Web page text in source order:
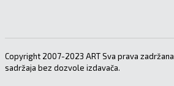
Copyright 2007-2023 ART Sva prava
sadržaja bez dozvole izdavača.